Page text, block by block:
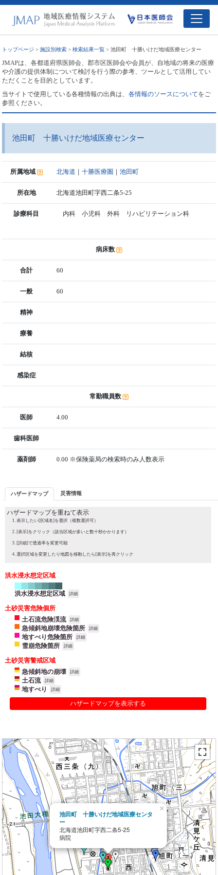
トップページ >施設別検索 >検索結果一覧 > 池田町 十勝いけだ地域医療センター
JMAPは、各都道府県医師会、郡市区医師会や会員が、自地域の将来の医療
や介護の提供体制について検討を行う際の参考、ツールとして活用してい
ただくことを目的としています。
当サイトで使用している各種情報の出典は、各情報のソースについてをご
参照ください。
池田町 十勝いけだ地域医療センター
所属地域 北海道 ｜十勝医療圏 ｜池田町
所在地 北海道池田町字西二条5-25
診療科目 内科 小児科 外科 リハビリテーション科
病床数
合計 60
一般 60
精神
療養
結核
感染症
常勤職員数
医師 4.00
歯科医師
薬剤師 0.00 ※保険薬局の検索時のみ人数表示
ハザードマップ 災害情報
ハザードマップを重ねて表示
表示したい[区域名]を選択（複数選択可）
[表示]をクリック（該当区域が多いと数十秒かかります）
[詳細]で透過率を変更可能
選択区域を変更したり地図を移動したら[表示]を再クリック
洪水浸水想定区域
洪水浸水想定区域 詳細
土砂災害危険個所
土石流危険渓流
詳細
急傾斜地崩壊危険箇所 詳細
地すべり危険箇所 詳細
雪崩危険箇所 詳細
土砂災害警戒区域
急傾斜地の崩壊
詳細
土石流 詳細
地すべり 詳細
ハザードマップを表示する
池田町 十勝いけだ地域医療センタ
ー
北海道池田町字西二条5-25
病院
×